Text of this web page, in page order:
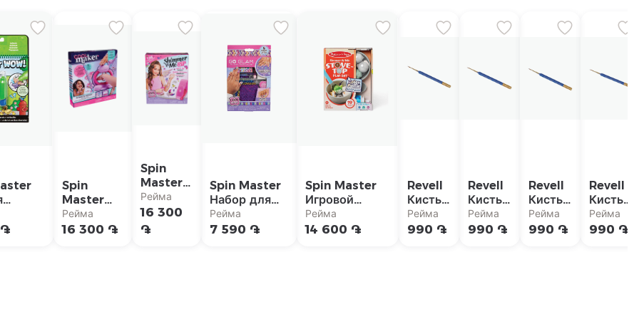
Spin
Master
Набор
создания
Рейма
16 300 ֏
Spin
Master
Тату-
машинка
для
Рейма
16 300
֏
Spin Master
Набор для
наращивания
ногтей
Рейма
7 590 ֏
Spin Master
Игровой
набор
Melissa&Doug
Рейма
14 600 ֏
Revell
Кисть
"Painta
Luxus"
Рейма
990 ֏
Revell
Кисть
"Painta
Luxus"
Рейма
990 ֏
Revell
Кисть
"Painta
Luxus"
Рейма
990 ֏
Revell
Кисть
"Painta
Luxus"
Рейма
990 ֏